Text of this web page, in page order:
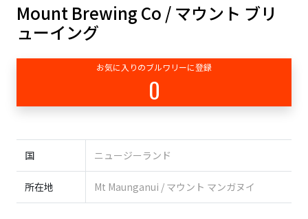
Mount Brewing Co / マウント ブリ
ューイング
お気に入りのブルワリーに登録
0
国 ニュージーランド
所在地 Mt Maunganui / マウント マンガヌイ